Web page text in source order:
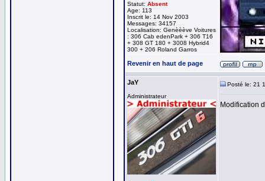
Statut: Absent
Age: 113
Inscrit le: 14 Nov 2003
Messages: 34157
Localisation: Genèèève Voitures
: 306 Cab edenPark + 306 T16
+ 308 GT 180 + 3008 Hybrid4
300 + 206 Roland Garros
Revenir en haut de page
JaY
Administrateur
Posté le: 21
Modification